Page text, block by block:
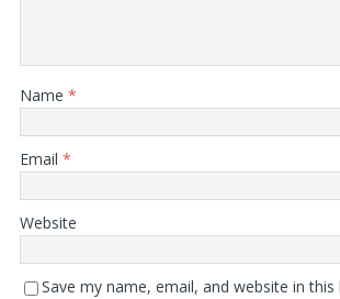
Name *
Email *
Website
Save my name, email, and website in